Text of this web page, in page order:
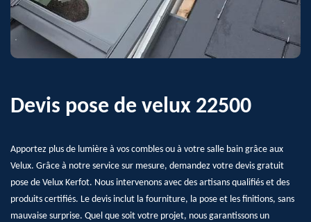
Devis pose de velux 22500
Apportez plus de lumière à vos combles ou à votre salle bain grâce aux
Velux. Grâce à notre service sur mesure, demandez votre devis gratuit
pose de Velux Kerfot. Nous intervenons avec des artisans qualifiés et des
produits certifiés. Le devis inclut la fourniture, la pose et les finitions, sans
mauvaise surprise. Quel que soit votre projet, nous garantissons un